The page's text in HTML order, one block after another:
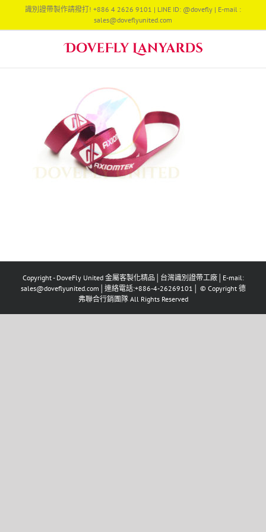
content
識別證帶製作請撥打! +886 4 2626 9101 | LINE ID: @dovefly | E-mail :
sales@doveflyunited.com
Copyright - DoveFly United 金屬客製化精品│台灣識別證帶工廠│E-mail:
sales@doveflyunited.com│連絡電話:+886-4-26269101│ © Copyright 德
弗聯合行銷團隊 All Rights Reserved